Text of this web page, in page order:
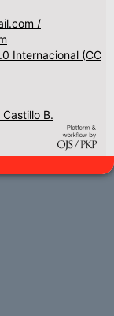
/
Internacional (CC
B.